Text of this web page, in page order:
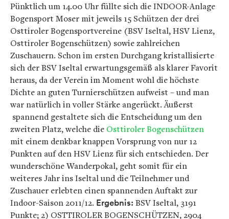
Pünktlich um 14.00 Uhr füllte sich die INDOOR-Anlage
Bogensport Moser mit jeweils 15 Schützen der drei
Osttiroler Bogensportvereine (BSV Iseltal, HSV Lienz,
Osttiroler Bogenschützen) sowie zahlreichen
Zuschauern. Schon im ersten Durchgang kristallisierte
sich der BSV Iseltal erwartungsgemäß als klarer Favorit
heraus, da der Verein im Moment wohl die höchste
Dichte an guten Turnierschützen aufweist – und man
war natürlich in voller Stärke angerückt. Äußerst
spannend gestaltete sich die Entscheidung um den
zweiten Platz, welche die Osttiroler Bogenschützen
mit einem denkbar knappen Vorsprung von nur 12
Punkten auf den HSV Lienz für sich entschieden. Der
wunderschöne Wanderpokal, geht somit für ein
weiteres Jahr ins Iseltal und die Teilnehmer und
Zuschauer erlebten einen spannenden Auftakt zur
Indoor-Saison 2011/12. Ergebnis: BSV Iseltal, 3191
Punkte; 2) OSTTIROLER BOGENSCHÜTZEN, 2904